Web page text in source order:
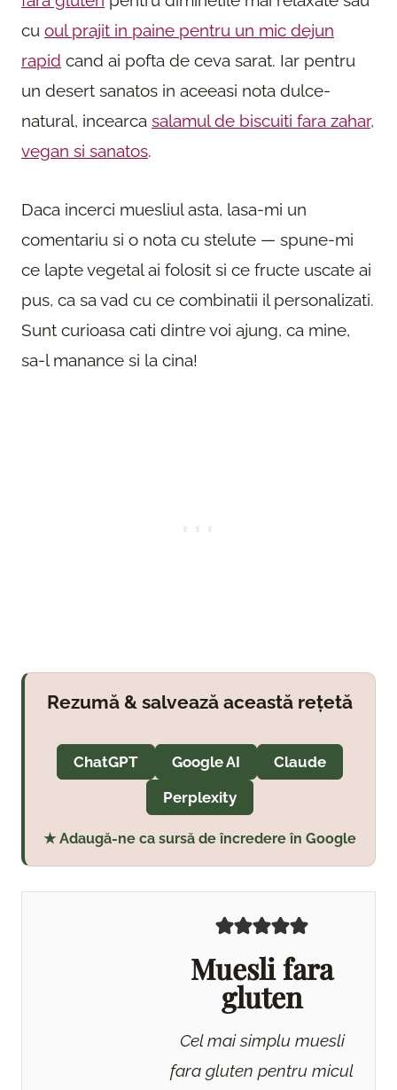
cu oul prajit in paine pentru un mic dejun
rapid cand ai pofta de ceva sarat. Iar pentru
un desert sanatos in aceeasi nota dulce-
natural, incearca salamul de biscuiti fara zahar,
vegan si sanatos.
Daca incerci muesliul asta, lasa-mi un
comentariu si o nota cu stelute — spune-mi
ce lapte vegetal ai folosit si ce fructe uscate ai
pus, ca sa vad cu ce combinatii il personalizati.
Sunt curioasa cati dintre voi ajung, ca mine,
sa-l manance si la cina!
Rezumă & salvează această rețetă
ChatGPT Google AI
Claude
Perplexity
★ Adaugă-ne ca sursă de încredere în Google
Muesli fara
gluten
Cel mai simplu muesli
fara gluten pentru micul